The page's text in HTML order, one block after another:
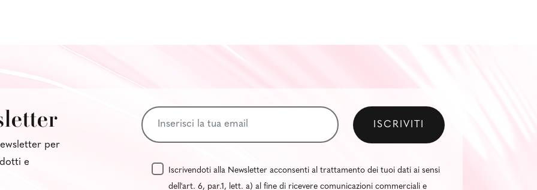
per
e
Iscrivendoti alla Newsletter acconsenti al trattamento dei tuoi dati ai sensi
dell'art. 6, par.1, lett. a) al fine di ricevere comunicazioni commerciali e